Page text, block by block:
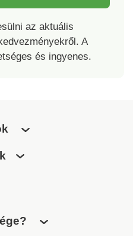
az aktuális
A
és ingyenes.